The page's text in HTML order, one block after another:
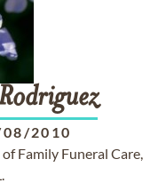
2010
Family Funeral Care,